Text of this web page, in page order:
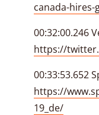
canada-
00:32:00.246
https://
00:33:53.652
https://
19_de/